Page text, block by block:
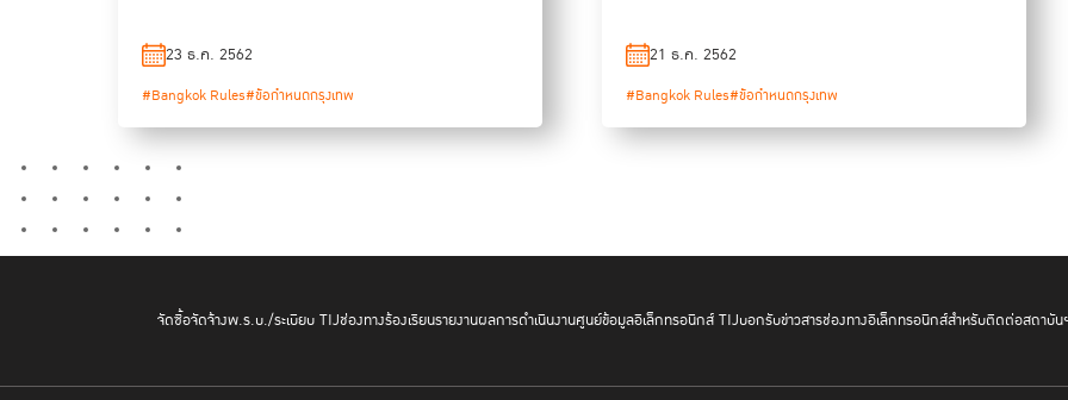
23 ธ.ค. 2562
#Bangkok Rules#ข้อกำหนดกรุงเทพ
21 ธ.ค. 2562
#Bangkok Rules#ข้อกำหนดกรุงเทพ
จัดซื้อจัดจ้างพ.ร.บ./ระเบียบ TIJช่องทางร้องเรียนรายงานผลการดำเนินงานศูนย์ข้อมูลอิเล็กทรอนิกส์ TIJบอกรับข่าวสารช่องทางอิเล็กทรอนิกส์สำหรับติดต่อสถาบัน